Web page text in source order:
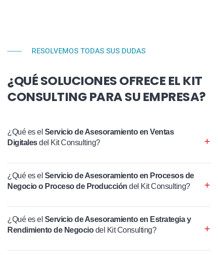
RESOLVEMOS TODAS SUS DUDAS
¿QUÉ SOLUCIONES OFRECE EL KIT
CONSULTING PARA SU EMPRESA?
¿Qué es el Servicio de Asesoramiento en Ventas
Digitalesdel Kit Consulting?
¿Qué es el Servicio de Asesoramiento en Procesos de
Negocio o Proceso de Producción del Kit Consulting?
¿Qué es el Servicio de Asesoramiento en Estrategia y
Rendimiento de Negociodel Kit Consulting?